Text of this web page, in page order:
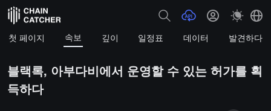
첫 페이지 속보 깊이 일정표 데이터 발견하다
블랙록, 아부다비에서 운영할 수 있는 허가를 획
득하다